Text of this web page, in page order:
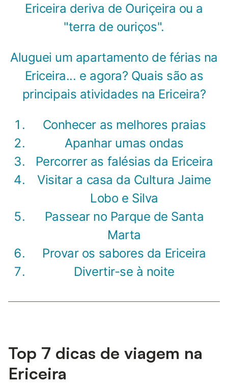
Ericeira deriva de Ouriçeira ou a
"terra de ouriços".
Aluguei um apartamento de férias na
Ericeira... e agora? Quais são as
principais atividades na Ericeira?
Conhecer as melhores praias
Apanhar umas ondas
Percorrer as falésias da Ericeira
Visitar a casa da Cultura Jaime
Lobo e Silva
Passear no Parque de Santa
Marta
Provar os sabores da Ericeira
Divertir-se à noite
Top 7 dicas de viagem na
Ericeira